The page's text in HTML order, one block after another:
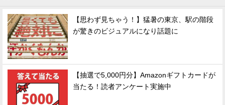
【思わず見ちゃう！】猛暑の東京、駅の階段
が驚きのビジュアルになり話題に
【抽選で5,000円分】Amazonギフトカードが
当たる！読者アンケート実施中